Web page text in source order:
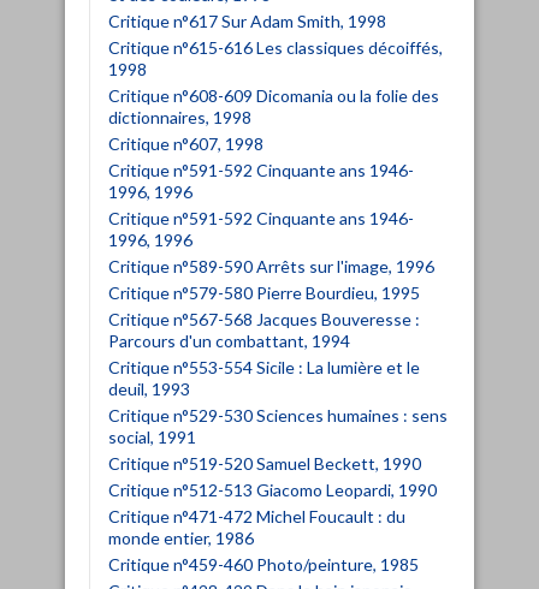
Critique n°617 Sur Adam Smith, 1998
Critique n°615-616 Les classiques décoiffés,
1998
Critique n°608-609 Dicomania ou la folie des
dictionnaires, 1998
Critique n°607, 1998
Critique n°591-592 Cinquante ans 1946-
1996, 1996
Critique n°591-592 Cinquante ans 1946-
1996, 1996
Critique n°589-590 Arrêts sur l'image, 1996
Critique n°579-580 Pierre Bourdieu, 1995
Critique n°567-568 Jacques Bouveresse :
Parcours d'un combattant, 1994
Critique n°553-554 Sicile : La lumière et le
deuil, 1993
Critique n°529-530 Sciences humaines : sens
social, 1991
Critique n°519-520 Samuel Beckett, 1990
Critique n°512-513 Giacomo Leopardi, 1990
Critique n°471-472 Michel Foucault : du
monde entier, 1986
Critique n°459-460 Photo/peinture, 1985